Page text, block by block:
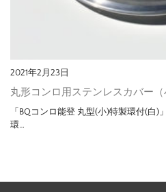
2021年2月23日
丸形コンロ用ステンレスカバー（
「BQコンロ能登 丸型(小)特製環付(白)
環…